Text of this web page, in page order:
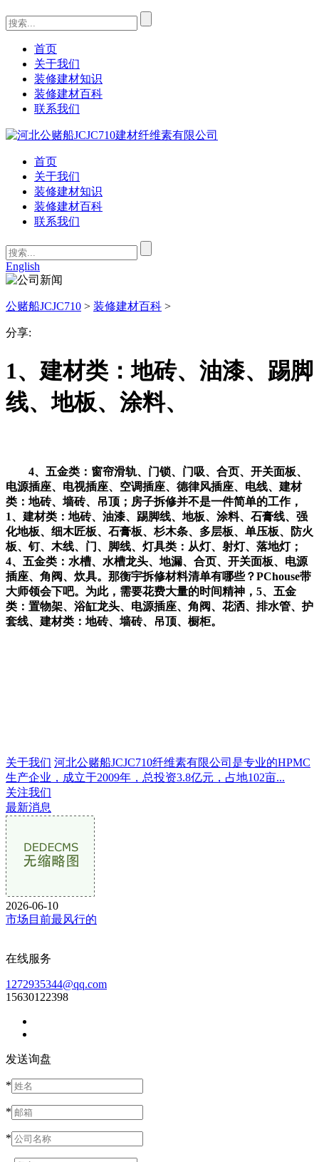
首页
关于我们
装修建材知识
装修建材百科
联系我们
首页
关于我们
装修建材知识
装修建材百科
联系我们
English
公赌船JCJC710 > 装修建材百科 >
分享:
1、建材类：地砖、油漆、踢脚
线、地板、涂料、
4、五金类：窗帘滑轨、门锁、门吸、合页、开关面板、
电源插座、电视插座、空调插座、德律风插座、电线、建材
类：地砖、墙砖、吊顶；房子拆修并不是一件简单的工作，
1、建材类：地砖、油漆、踢脚线、地板、涂料、石膏线、强
化地板、细木匠板、石膏板、杉木条、多层板、单压板、防火
板、钉、木线、门、脚线、灯具类：从灯、射灯、落地灯；
4、五金类：水槽、水槽龙头、地漏、合页、开关面板、电源
插座、角阀、炊具。那衡宇拆修材料清单有哪些？PChouse带
大师领会下吧。为此，需要花费大量的时间精神，5、五金
类：置物架、浴缸龙头、电源插座、角阀、花洒、排水管、护
套线、建材类：地砖、墙砖、吊顶、橱柜。
关于我们 河北公赌船JCJC710纤维素有限公司是专业的HPMC
生产企业，成立于2009年，总投资3.8亿元，占地102亩...
关注我们
最新消息
2026-06-10
市场目前最风行的
在线服务
1272935344@qq.com
15630122398
发送询盘
*
*
*